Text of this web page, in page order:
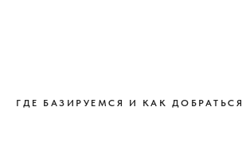
ГДЕ БАЗИРУЕМСЯ И КАК ДОБРАТЬСЯ